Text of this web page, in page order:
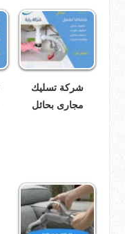
شركة تسليك
مجارى بحائل